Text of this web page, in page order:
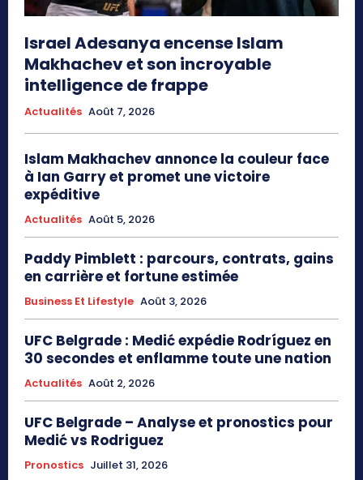
Israel Adesanya encense Islam
Makhachev et son incroyable
intelligence de frappe
Actualités Août 7, 2026
Islam Makhachev annonce la couleur face
à Ian Garry et promet une victoire
expéditive
Actualités Août 5, 2026
Paddy Pimblett : parcours, contrats, gains
en carrière et fortune estimée
Business Et Lifestyle Août 3, 2026
UFC Belgrade : Medić expédie Rodríguez en
30 secondes et enflamme toute une nation
Actualités Août 2, 2026
UFC Belgrade – Analyse et pronostics pour
Medić vs Rodriguez
Pronostics Juillet 31, 2026